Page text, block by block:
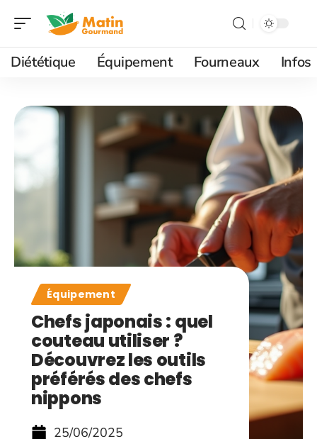
Diététique Équipement Fourneaux Infos
Équipement
Chefs japonais : quel
couteau utiliser ?
Découvrez les outils
préférés des chefs
nippons
25/06/2025